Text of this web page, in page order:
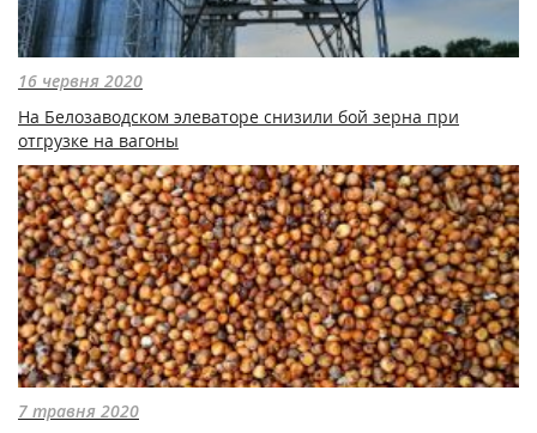
16 червня 2020
На Белозаводском элеваторе снизили бой зерна при
отгрузке на вагоны
7 травня 2020